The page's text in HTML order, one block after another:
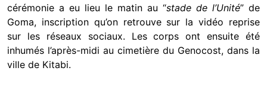
cérémonie a eu lieu le matin au “stade de l’Unité” de
Goma, inscription qu’on retrouve sur la vidéo reprise
sur les réseaux sociaux. Les corps ont ensuite été
inhumés l’après-midi au cimetière du Genocost, dans la
ville de Kitabi.